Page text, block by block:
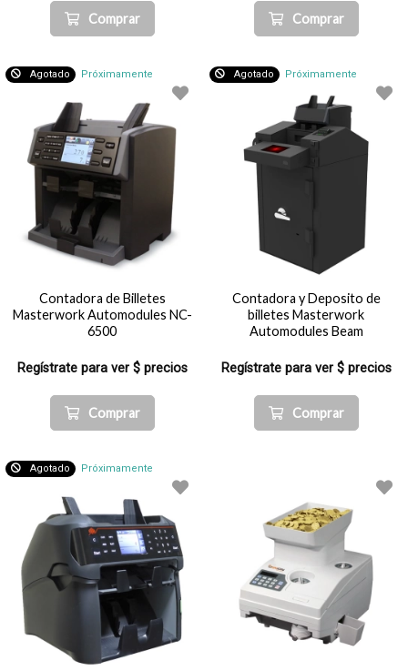
Comprar Comprar
Agotado Próximamente
Contadora de Billetes
Masterwork Automodules NC-
6500
Regístrate para ver $ precios
Comprar
Agotado Próximamente
Contadora y Deposito de
billetes Masterwork
Automodules Beam
Regístrate para ver $ precios
Comprar
Agotado Próximamente